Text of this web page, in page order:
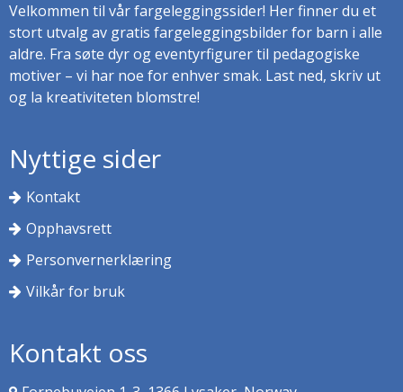
Velkommen til vår fargeleggingssider! Her finner du et
stort utvalg av gratis fargeleggingsbilder for barn i alle
aldre. Fra søte dyr og eventyrfigurer til pedagogiske
motiver – vi har noe for enhver smak. Last ned, skriv ut
og la kreativiteten blomstre!
Nyttige sider
Kontakt
Opphavsrett
Personvernerklæring
Vilkår for bruk
Kontakt oss